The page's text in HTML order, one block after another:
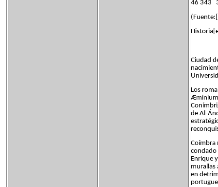
46 343
Ciudad
Los
de Al-
Coímbra
condado
Enrique
murallas
en